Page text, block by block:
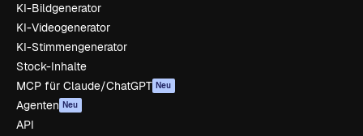
KI-Bildgenerator
KI-Videogenerator
KI-Stimmengenerator
Stock-Inhalte
MCP für Claude/ChatGPT Neu
Agenten Neu
API